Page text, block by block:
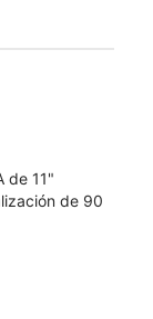
de 11"
de 90